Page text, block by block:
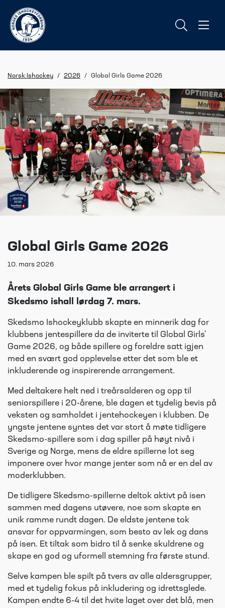
Norsk Ishockey / 2026 / Global Girls Game 2026
Global Girls Game 2026
10. mars 2026
Årets Global Girls Game ble arrangert i
Skedsmo ishall lørdag 7. mars.
Skedsmo Ishockeyklubb skapte en minnerik dag for
klubbens jentespillere da de inviterte til Global Girls'
Game 2026, og både spillere og foreldre satt igjen
med en svært god opplevelse etter det som ble et
inkluderende og inspirerende arrangement.
Med deltakere helt ned i treårsalderen og opp til
seniorspillere i 20-årene, ble dagen et tydelig bevis på
veksten og samholdet i jentehockeyen i klubben. De
yngste jentene syntes det var stort å møte tidligere
Skedsmo-spillere som i dag spiller på høyt nivå i
Sverige og Norge, mens de eldre spillerne lot seg
imponere over hvor mange jenter som nå er en del av
moderklubben.
De tidligere Skedsmo-spillerne deltok aktivt på isen
sammen med dagens utøvere, noe som skapte en
unik ramme rundt dagen. De eldste jentene tok
ansvar for oppvarmingen, som besto av lek og dans
på isen. Et tiltak som bidro til å senke skuldrene og
skape en god og uformell stemning fra første stund.
Selve kampen ble spilt på tvers av alle aldersgrupper,
med et tydelig fokus på inkludering og idrettsglede.
Kampen endte 6-4 til det hvite laget over det blå, men